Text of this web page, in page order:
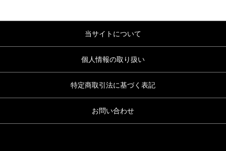
当サイトについて
個人情報の取り扱い
特定商取引法に基づく表記
お問い合わせ